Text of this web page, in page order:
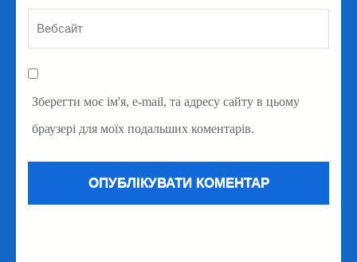
Зберегти моє ім'я, e-mail, та адресу сайту в цьому
браузері для моїх подальших коментарів.